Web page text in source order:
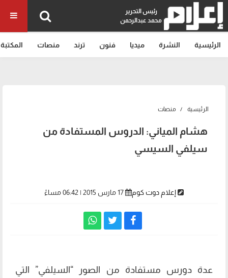
رئيس التحرير
محمد عبدالرحمن
الرئيسية النشرة ميديا فنون ترند منصات المكتبة
الرئيسية منصات
هشام المياني: الدروس المستفادة من
سيلفي السيسي
إعلام دوت كوم
عدة دورس مستفادة من الصور “السيلفي” التي